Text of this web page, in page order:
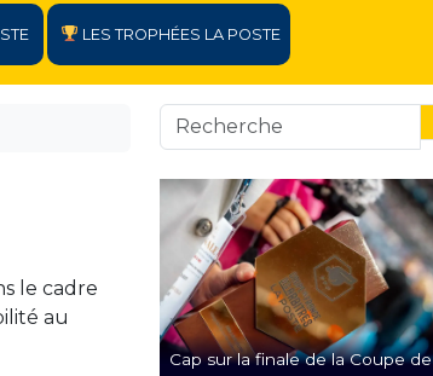
LES TROPHÉES LA POSTE
le cadre
au
Cap sur la finale de la Coupe de